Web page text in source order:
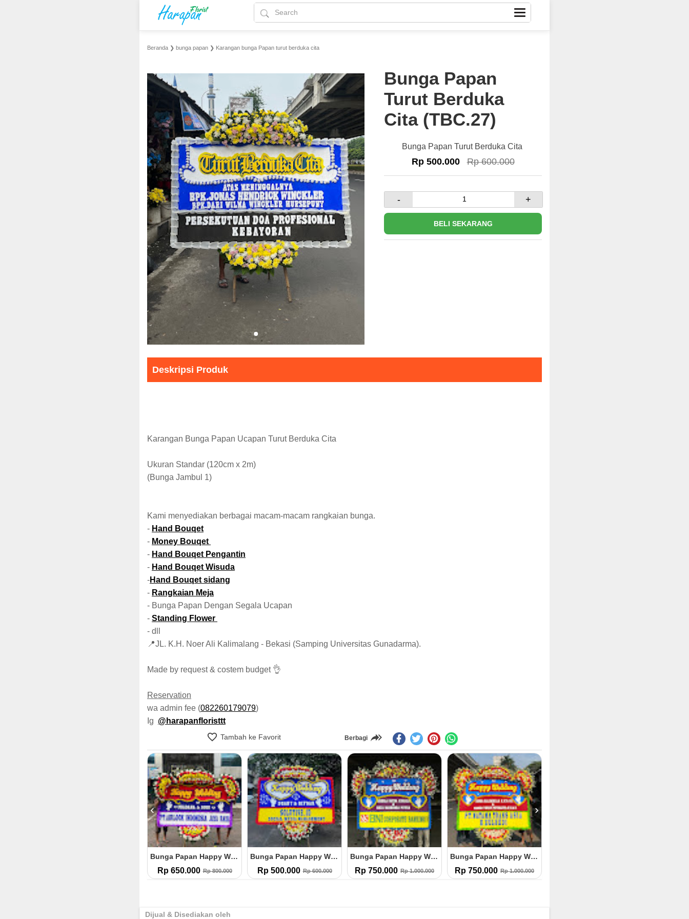
Beranda ❯ bunga papan ❯ Karangan bunga Papan turut berduka cita
Bunga Papan
Turut Berduka
Cita (TBC.27)
Bunga Papan Turut Berduka Cita
Rp 500.000 Rp 600.000
- +
BELI SEKARANG
Deskripsi Produk
Karangan Bunga Papan Ucapan Turut Berduka Cita
Ukuran Standar (120cm x 2m)
(Bunga Jambul 1)
Kami menyediakan berbagai macam-macam rangkaian bunga.
- Hand Bouqet
- Money Bouqet
- Hand Bouqet Pengantin
- Hand Bouqet Wisuda
-Hand Bouqet sidang
- Rangkaian Meja
- Bunga Papan Dengan Segala Ucapan
- Standing Flower
- dll
📍JL. K.H. Noer Ali Kalimalang - Bekasi (Samping Universitas Gunadarma).
Made by request & costem budget 👌
Reservation
wa admin fee (082260179079)
Ig @harapanfloristtt
Tambah ke Favorit Berbagi
Bunga Papan Happy Wedding (HW.25)
Rp 650.000 Rp 800.000
Bunga Papan Happy Wedding (HW.24)
Rp 500.000 Rp 600.000
Bunga Papan Happy Wedding (HW.23)
Rp 750.000 Rp 1.000.000
Bunga Papan Happy Wedding (HW.22)
Rp 750.000 Rp 1.000.000
Dijual & Disediakan oleh